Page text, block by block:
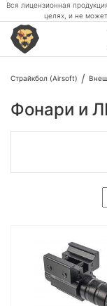
Вся лицензионная
целях, и не
Страйкбол (Airsoft)
Фонари и